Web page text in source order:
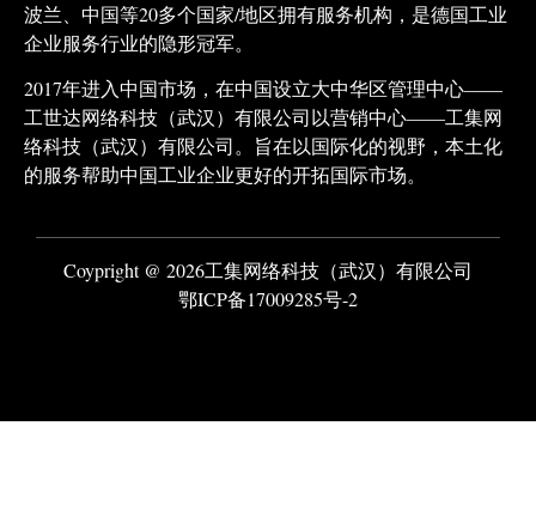
波兰、中国等20多个国家/地区拥有服务机构，是德国工业
企业服务行业的隐形冠军。
2017年进入中国市场，在中国设立大中华区管理中心——
工世达网络科技（武汉）有限公司以营销中心——工集网
络科技（武汉）有限公司。旨在以国际化的视野，本土化
的服务帮助中国工业企业更好的开拓国际市场。
Coypright @ 2026工集网络科技（武汉）有限公司
鄂ICP备17009285号-2